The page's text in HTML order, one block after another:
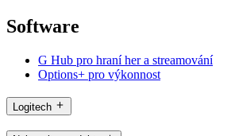
Software
G Hub pro hraní her a streamování
Options+ pro výkonnost
Logitech